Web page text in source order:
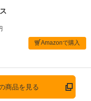
Amazonで購入
商品を見る